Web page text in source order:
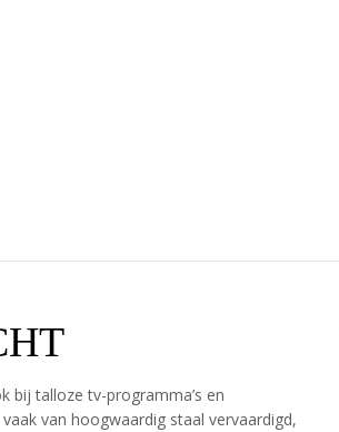
bij talloze tv-programma’s en
van hoogwaardig staal vervaardigd,